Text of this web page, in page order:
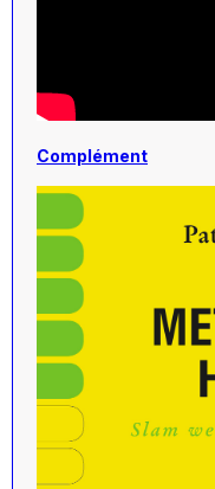
Complément